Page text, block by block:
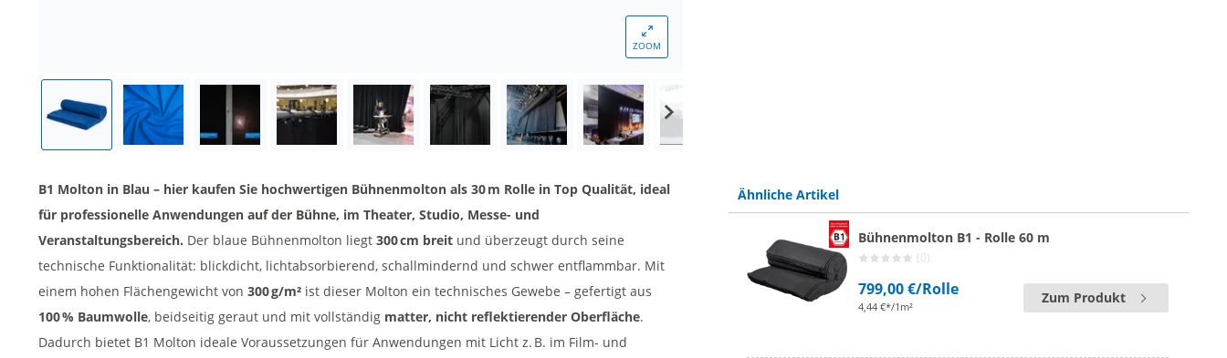
ZOOM
B1 Molton in Blau – hier kaufen Sie hochwertigen Bühnenmolton als 30 m Rolle in Top Qualität, ideal
für professionelle Anwendungen auf der Bühne, im Theater, Studio, Messe- und
Veranstaltungsbereich. Der blaue Bühnenmolton liegt 300 cm breit und überzeugt durch seine
technische Funktionalität: blickdicht, lichtabsorbierend, schallmindernd und schwer entflammbar. Mit
einem hohen Flächengewicht von 300 g/m² ist dieser Molton ein technisches Gewebe – gefertigt aus
100 % Baumwolle, beidseitig geraut und mit vollständig matter, nicht reflektierender Oberfläche.
Dadurch bietet B1 Molton ideale Voraussetzungen für Anwendungen mit Licht z. B. im Film- und
Ähnliche Artikel
Bühnenmolton B1 - Rolle 60 m
(0)
799,00 €/Rolle
4,44 €*/1m²
Zum Produkt